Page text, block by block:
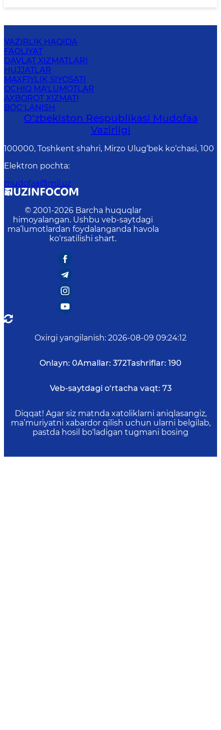
VAZIRLIK HAQIDA
FAOLIYAT
DAVLAT XIZMATLARI
HUJJATLAR
MAXFIYLIK SIYOSATI
OCHIQ MA'LUMOTLAR
AXBOROT XIZMATI
BOG‘LANISH
O‘zbekiston Respublikasi Mudofaa
Vazirligi
100000, Toshkent shahri, Mirzo Ulug‘bek ko‘chasi, 100
Elektron pochta:
mudofaa@mil.uz
© 2001-2026 Barcha huquqlar
himoyalangan. Ushbu veb-saytdagi
ma’lumotlardan foydalanganda havola
ko‘rsatilishi shart.
Oxirgi yangilanish: 2026-08-09 09:24:12
Onlayn: 0Amallar: 372Tashriflar: 190
Veb-saytdagi o‘rtacha vaqt: 73
Diqqat! Agar siz matnda xatoliklarni aniqlasangiz,
ma’muriyatni xabardor qilish uchun ularni belgilab,
pastda hosil bo‘ladigan tugmani bosing